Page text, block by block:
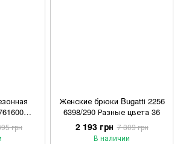
34
грн
Женские брюки Bugatti 2256
6398/290 Разные цвета 36
2 193 грн 7 309 грн
В наличии